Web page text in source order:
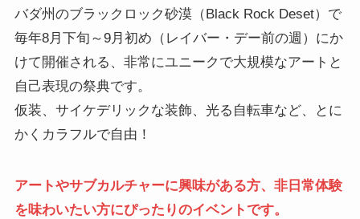
バダ州のブラックロック砂漠（Black Rock Deset）で
毎年8月下旬～9月初め（レイバー・デー前の週）にか
けて開催される、非常にユニークで大規模なアートと
自己表現の祭典です。
仮装、サイケデリックな装飾、光る自転車など、とに
かくカラフルで自由！
アートやサブカルチャーに興味がある方、非日常体験
を味わいたい方にぴったりのイベントです。